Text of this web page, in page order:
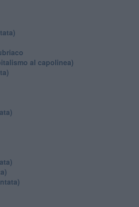
al capolinea)